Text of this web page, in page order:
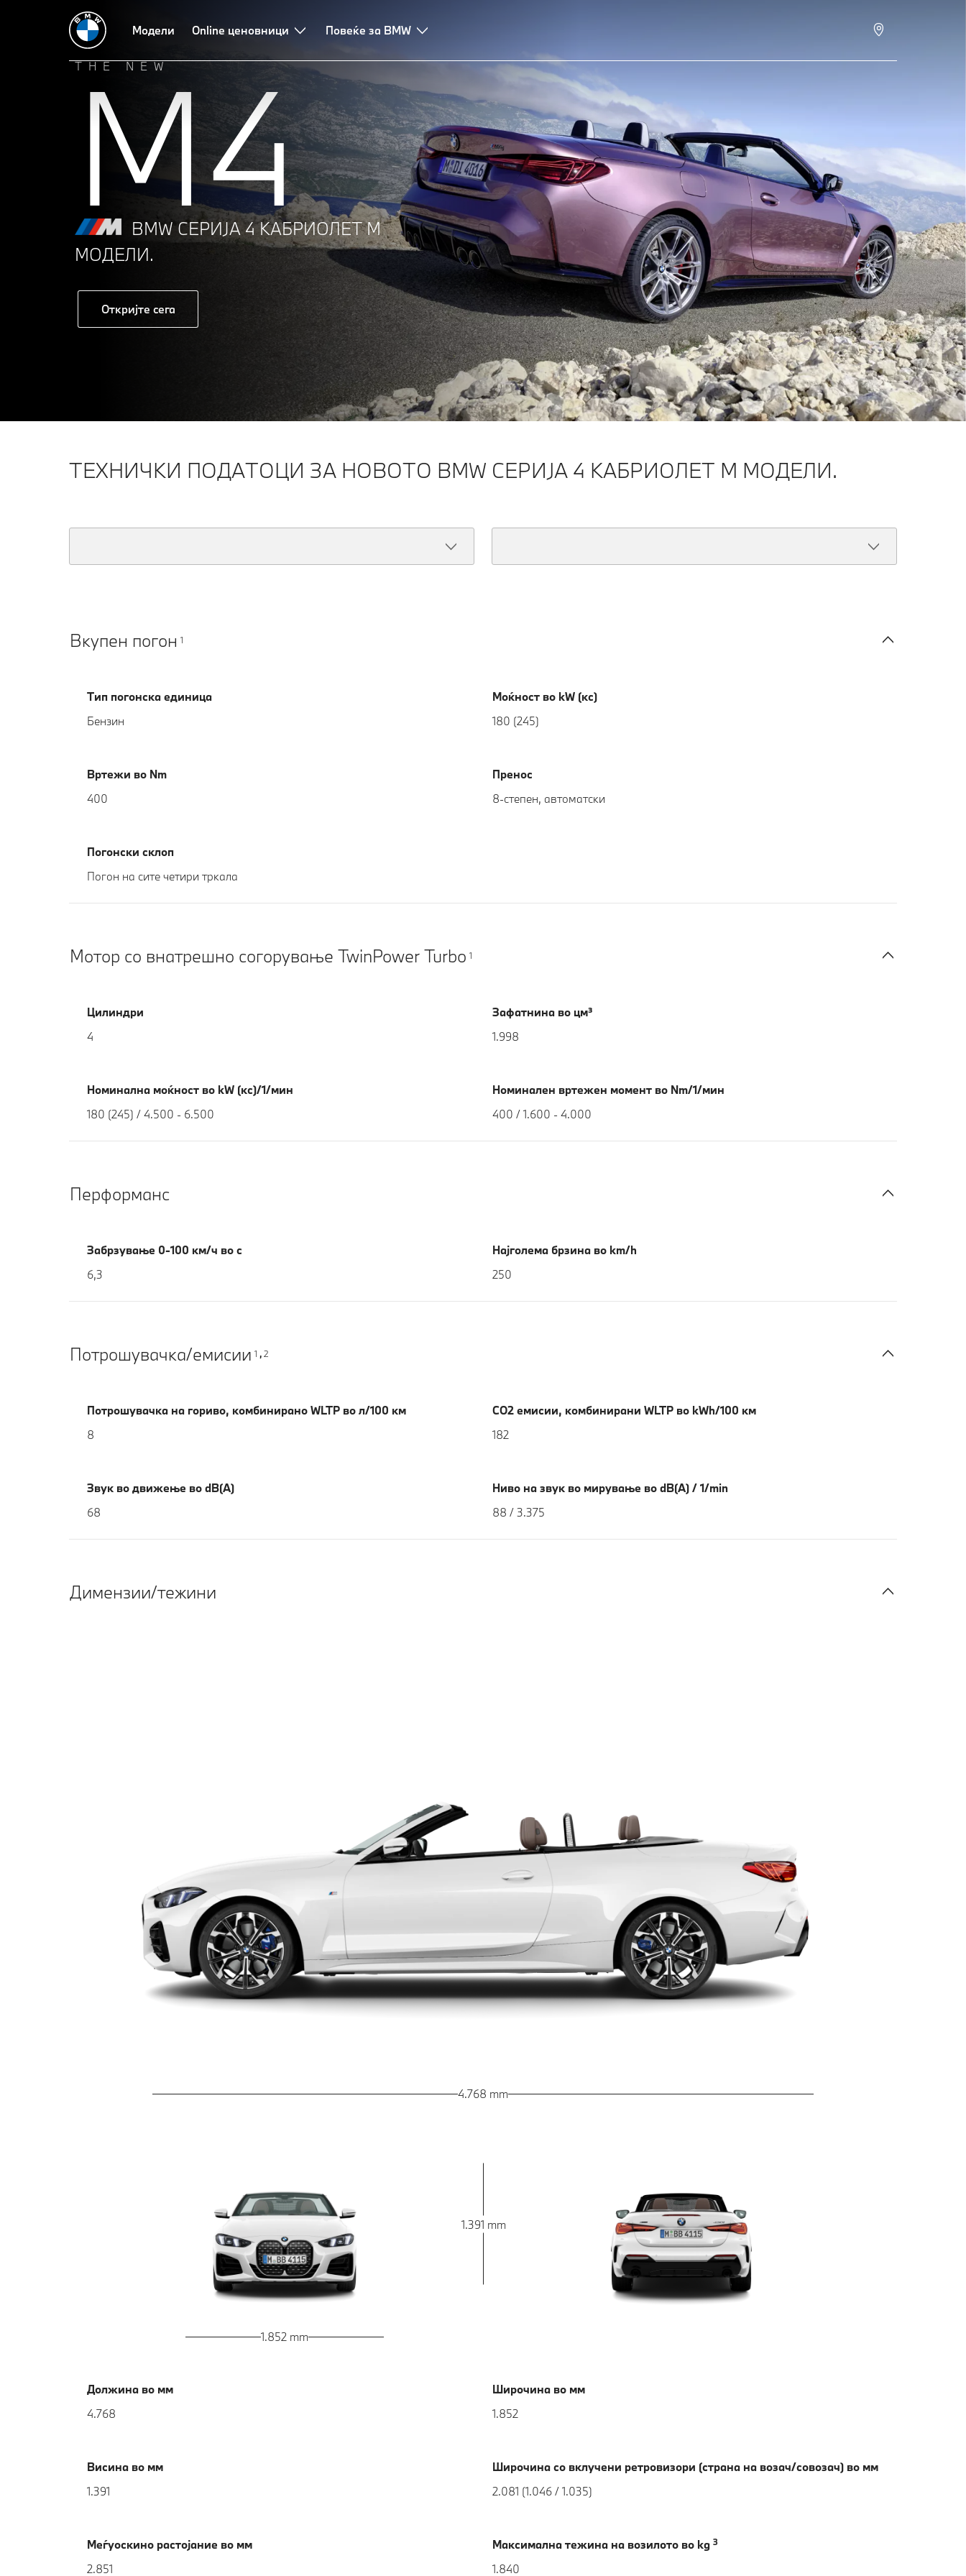
Модели Online ценовници Повеќе за BMW
THE NEW
M4
BMW СЕРИЈА 4 КАБРИОЛЕТ M
МОДЕЛИ.
Откријте сега
ТЕХНИЧКИ ПОДАТОЦИ ЗА НОВОТО BMW СЕРИЈА 4 КАБРИОЛЕТ M МОДЕЛИ.
Вкупен погон 1
Тип погонска единица
Бензин
Моќност во kW (кс)
180 (245)
Вртежи во Nm
400
Пренос
8-степен, автоматски
Погонски склоп
Погон на сите четири тркала
Мотор со внатрешно согорување TwinPower Turbo 1
Цилиндри
4
Зафатнина во цм³
1.998
Номинална моќност во kW (кс)/1/мин
180 (245) / 4.500 - 6.500
Номинален вртежен момент во Nm/1/мин
400 / 1.600 - 4.000
Перформанс
Забрзување 0-100 км/ч во с
6,3
Најголема брзина во km/h
250
Потрошувачка/емисии 1 , 2
Потрошувачка на гориво, комбинирано WLTP во л/100 км
8
CO2 емисии, комбинирани WLTP во kWh/100 км
182
Звук во движење во dB(A)
68
Ниво на звук во мирување во dB(A) / 1/min
88 / 3.375
Димензии/тежини
4.768 mm
1.852 mm
1.391 mm
Должина во мм
4.768
Широчина во мм
1.852
Висина во мм
1.391
Широчина со вклучени ретровизори (страна на возач/совозач) во мм
2.081 (1.046 / 1.035)
Меѓуоскино растојание во мм
2.851
Максимална тежина на возилото во kg 3
1.840